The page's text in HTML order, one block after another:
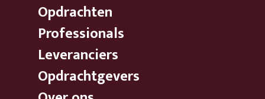
Opdrachten
Professionals
Leveranciers
Opdrachtgevers